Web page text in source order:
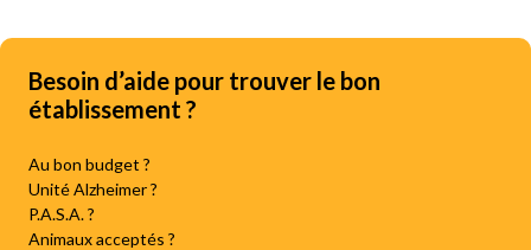
Besoin d’aide pour trouver le bon
établissement ?
Au bon budget ?
Unité Alzheimer ?
P.A.S.A. ?
Animaux acceptés ?